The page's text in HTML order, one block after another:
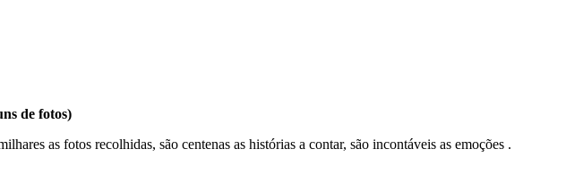
de fotos)
as fotos recolhidas, são centenas as histórias a contar, são incontáveis as emoções .